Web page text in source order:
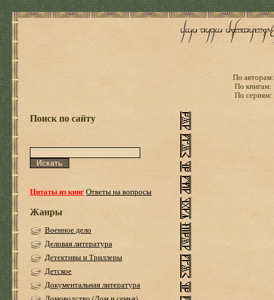
По авторам:
По книгам:
По сериям:
Поиск по сайту
Цитаты из книгОтветы на вопросы
Жанры
Военное дело
Деловая литература
Детективы и Триллеры
Детское
Документальная литература